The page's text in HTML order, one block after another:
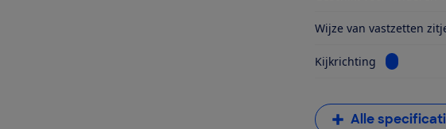
Wijze van vastzetten
Kijkrichting Bekijk
Alle